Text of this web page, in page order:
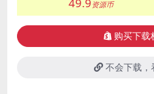
资源币
购买下载
不会下载，